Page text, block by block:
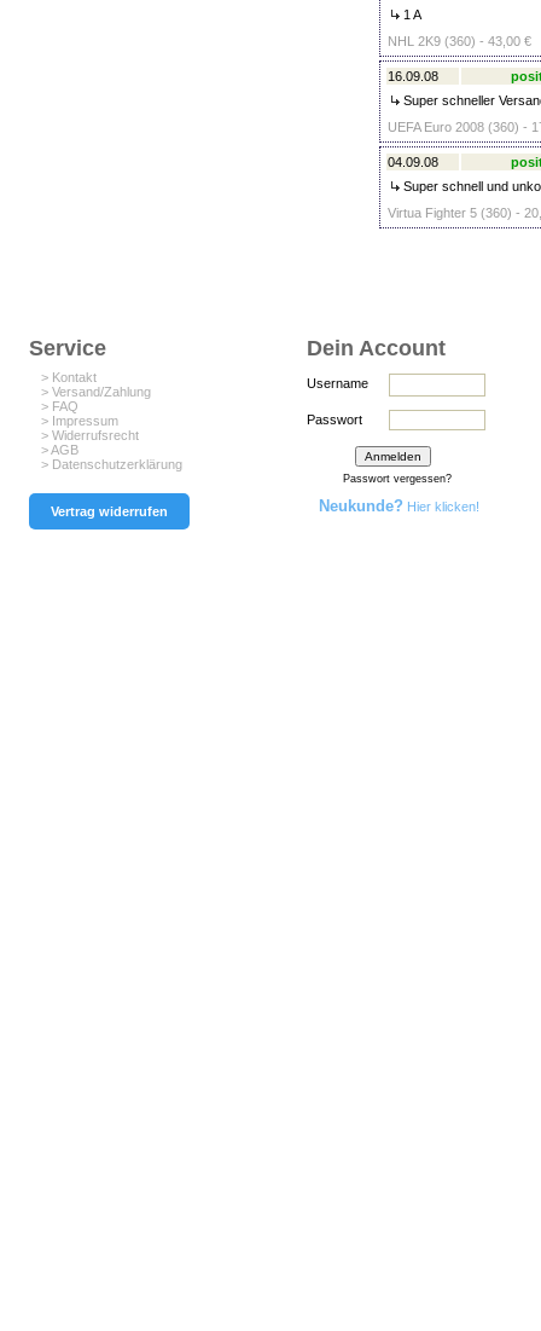
1 A
NHL 2K9 (360) - 43,00 €
16.09.08
Super schneller
UEFA Euro 2008 (360) -
04.09.08
Super schnell und
Virtua Fighter 5 (360) -
Service
> Kontakt
> Versand/Zahlung
> FAQ
> Impressum
> Widerrufsrecht
> AGB
> Datenschutzerklärung
Vertrag widerrufen
Dein Account
Username
Passwort
Passwort vergessen?
Neukunde? Hier klicken!